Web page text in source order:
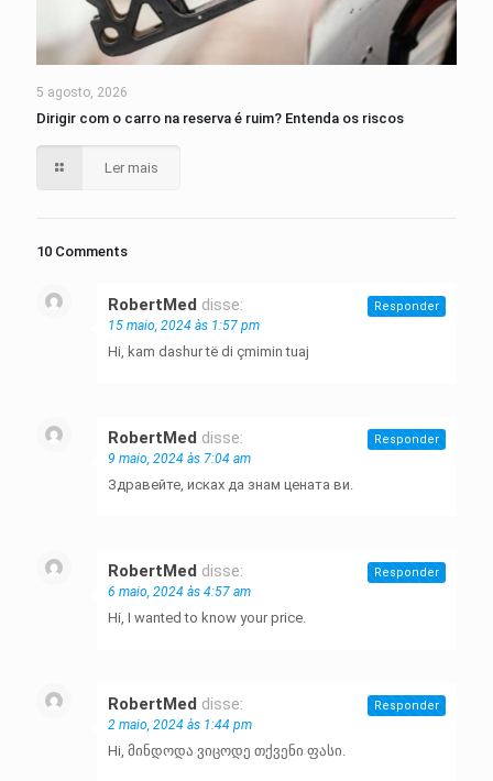
5 agosto, 2026
Dirigir com o carro na reserva é ruim? Entenda os riscos
Ler mais
10 Comments
RobertMed disse:
15 maio, 2024 às 1:57 pm
Hi, kam dashur të di çmimin tuaj
Responder
RobertMed disse:
9 maio, 2024 às 7:04 am
Здравейте, исках да знам цената ви.
Responder
RobertMed disse:
6 maio, 2024 às 4:57 am
Hi, I wanted to know your price.
Responder
RobertMed disse:
2 maio, 2024 às 1:44 pm
Hi, მინდოდა ვიცოდე თქვენი ფასი.
Responder